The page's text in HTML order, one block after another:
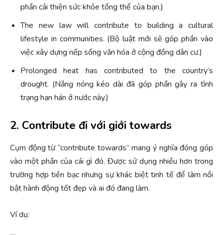
phần cải thiện sức khỏe tổng thể của bạn.)
The new law will contribute to building a cultural
lifestyle in communities. (Bộ luật mới sẽ góp phần vào
việc xây dựng nếp sống văn hóa ở cộng đồng dân cư.)
Prolonged heat has contributed to the country’s
drought. (Nắng nóng kéo dài đã góp phần gây ra tình
trạng hạn hán ở nước này.)
2. Contribute đi với giới towards
Cụm động từ “contribute towards” mang ý nghĩa đóng góp
vào một phần của cái gì đó. Được sử dụng nhiều hơn trong
trường hợp tiền bạc nhưng sự khác biệt tinh tế để làm nổi
bật hành động tốt đẹp và ai đó đang làm.
Ví dụ: